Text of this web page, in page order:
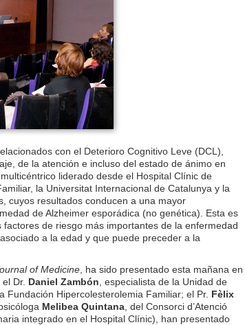
con el Deterioro Cognitivo Leve (DCL),
de la atención e incluso del estado de ánimo en
liderado desde el Hospital Clínic de
la Universitat Internacional de Catalunya y la
cuyos resultados conducen a una mayor
de Alzheimer esporádica (no genética). Esta es
de riesgo más importantes de la enfermedad
a la edad y que puede preceder a la
of Medicine , ha sido presentado esta mañana en
Dr. Daniel Zambón , especialista de la Unidad de
Fundación Hipercolesterolemia Familiar; el Pr. Fèlix
Melibea Quintana , del Consorci d’Atenció
integrado en el Hospital Clínic), han presentado